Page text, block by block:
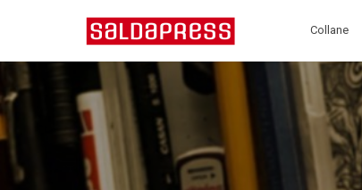
Collane